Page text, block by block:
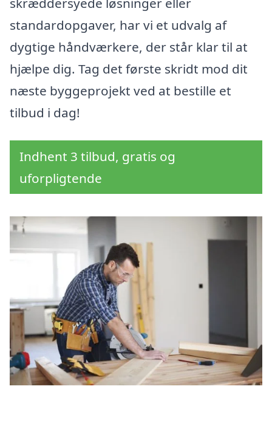
standardopgaver, har vi et udvalg af
dygtige håndværkere, der står klar til at
hjælpe dig. Tag det første skridt mod dit
næste byggeprojekt ved at bestille et
tilbud i dag!
Indhent 3 tilbud, gratis og
uforpligtende